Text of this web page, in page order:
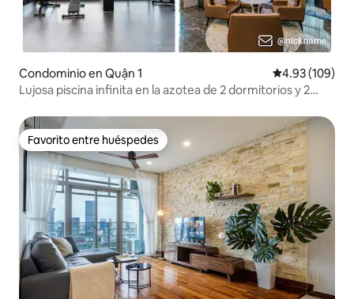
Condominio en Quận 1 Calificación
4.93 (109)
Lujosa piscina infinita en la azotea de 2 dormitorios y 2
Favorito entre huéspedes
Favorito entre huéspedes